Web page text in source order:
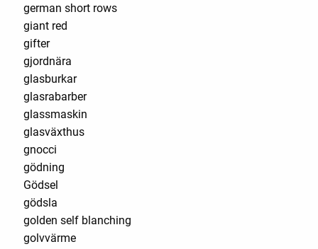
german short rows
giant red
gifter
gjordnära
glasburkar
glasrabarber
glassmaskin
glasväxthus
gnocci
gödning
Gödsel
gödsla
golden self blanching
golvvärme